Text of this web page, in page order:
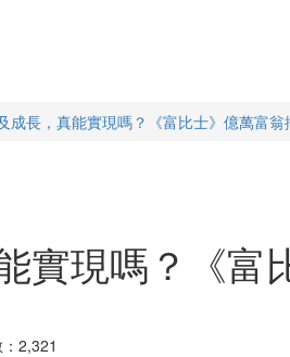
成長，真能實現嗎？《富比士》億萬富
實現嗎？《富
2,321